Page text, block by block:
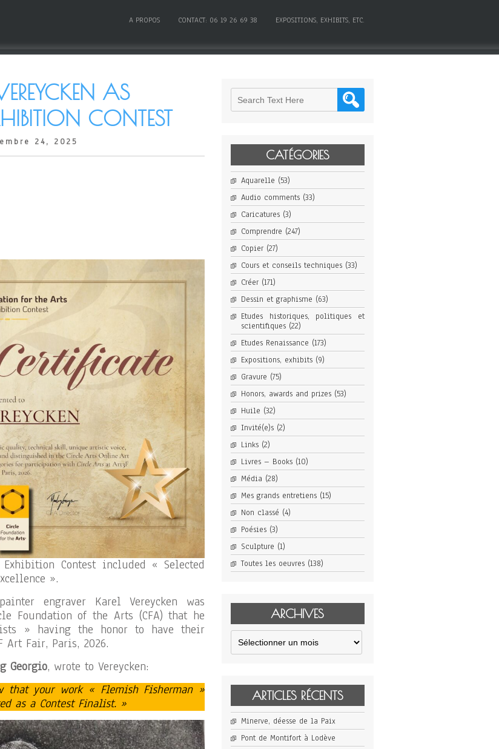
A PROPOS CONTACT: 06 19 26 69 38 EXPOSITIONS, EXHIBITS, ETC.
AS
CONTEST
24, 2025
Contest included « Selected
».
engraver Karel Vereycken was
Foundation of the Arts (CFA) that he
» having the honor to have their
Art Fair, Paris, 2026.
Georgio, wrote to Vereycken:
your work « Flemish Fisherman »
as a Contest Finalist.​ »
CATÉGORIES
Aquarelle (53)
Audio comments(33)
Caricatures(3)
Comprendre (247)
Copier(27)
Cours et conseils techniques(33)
Créer(171)
Dessin et graphisme (63)
Etudes historiques, politiques et
scientifiques(22)
Etudes Renaissance (173)
Expositions, exhibits(9)
Gravure (75)
Honors, awards and prizes(53)
Huile (32)
Invité(e)s(2)
Links(2)
Livres – Books(10)
Média (28)
Mes grands entretiens(15)
Non classé (4)
Poésies(3)
Sculpture (1)
Toutes les oeuvres(138)
ARCHIVES
Archives
ARTICLES RÉCENTS
Minerve, déesse de la Paix
Pont de Montifort à Lodève